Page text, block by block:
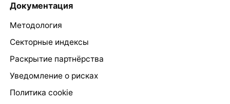
Документация
Методология
Секторные индексы
Раскрытие партнёрства
Уведомление о рисках
Политика cookie